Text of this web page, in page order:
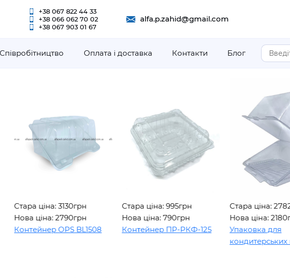
+38 067 822 44 33
+38 066 062 70 02
+38 067 903 01 67
alfa.p.zahid@gmail.com
Співробітництво Оплата і доставка Контакти Блог
Стара ціна: 3130грн
Нова ціна: 2790грн
Контейнер OPS BL1508
Стара ціна: 995грн
Нова ціна: 790грн
Контейнер ПР-РКФ-125
Стара ціна:
Нова ціна: 2180грн
Упаковка для
кондитерських